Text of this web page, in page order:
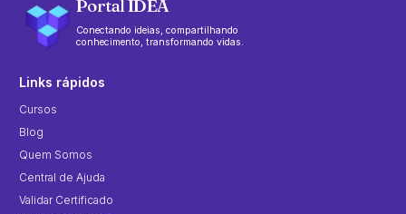
Portal IDEA
Conectando ideias, compartilhando
conhecimento, transformando vidas.
Links rápidos
Cursos
Blog
Quem Somos
Central de Ajuda
Validar Certificado